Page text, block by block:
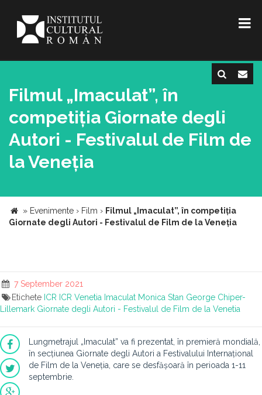
Filmul „Imaculat”, în
competiția Giornate degli
Autori - Festivalul de Film de
la Veneția
» Evenimente › Film › Filmul „Imaculat”, în competiția
Giornate degli Autori - Festivalul de Film de la Veneția
7 September 2021
Etichete ICR ICR Venetia Imaculat Monica Stan George Chiper-
Lillemark Giornate degli Autori - Festivalul de Film de la Venetia
Lungmetrajul „Imaculat” va fi prezentat, în premieră mondială,
în secțiunea Giornate degli Autori a Festivalului Internațional
de Film de la Veneția, care se desfășoară în perioada 1-11
septembrie.